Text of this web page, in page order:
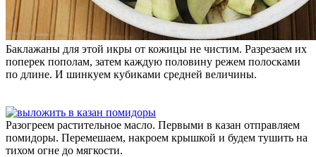
Баклажаны для этой икры от кожицы не чистим. Разрезаем их
поперек пополам, затем каждую половину режем полосками
по длине. И шинкуем кубиками средней величины.
Разогреем растительное масло. Первыми в казан отправляем
помидоры. Перемешаем, накроем крышкой и будем тушить на
тихом огне до мягкости.